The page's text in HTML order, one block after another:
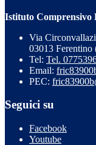
Istituto Comprensivo
Via
03013 Ferentino
Tel: Tel.
Email:
PEC:
Seguici su
Facebook
Youtube